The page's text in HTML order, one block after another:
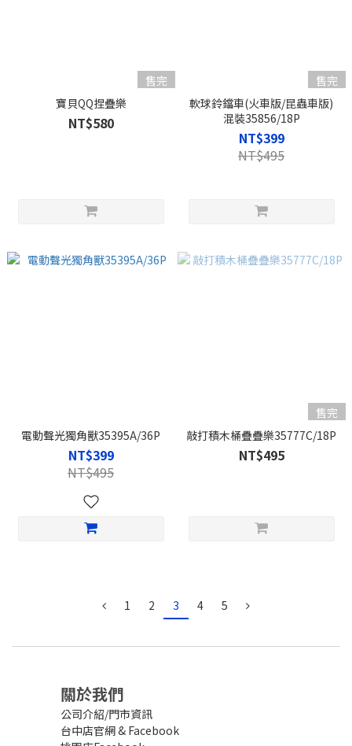
售完
寶貝QQ捏疊樂
NT$580
售完
軟球鈴鐺車(火車版/昆蟲車版)
混裝35856/18P
NT$399
NT$495
電動聲光獨角獸35395A/36P
NT$399
NT$495
售完
敲打積木桶疊疊樂35777C/18P
NT$495
1 2 3 4 5
關於我們
公司介紹/門市資訊
台中店官網& Facebook